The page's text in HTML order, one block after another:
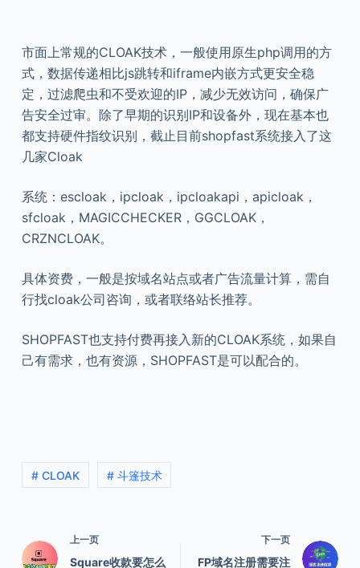
市面上常规的CLOAK技术，一般使用原生php调用的方
式，数据传递相比js跳转和iframe内嵌方式更安全稳
定，过滤爬虫和不受欢迎的IP，减少无效访问，确保广
告安全过审。除了早期的识别IP和设备外，现在基本也
都支持硬件指纹识别，截止目前shopfast系统接入了这
几家Cloak
系统：escloak，ipcloak，ipcloakapi，apicloak，
sfcloak，MAGICCHECKER，GGCLOAK，
CRZNCLOAK。
具体资费，一般是按域名站点或者广告流量计算，需自
行找cloak公司咨询，或者联络站长推荐。
SHOPFAST也支持付费再接入新的CLOAK系统，如果自
己有需求，也有资源，SHOPFAST是可以配合的。
# CLOAK # 斗篷技术
上一页
Square收款要怎么
下一页
FP域名注册需要注